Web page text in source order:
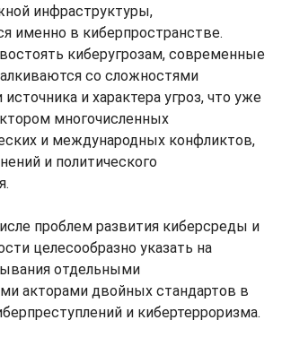
инфраструктуры,
именно в киберпространстве.
киберугрозам, современные
со сложностями
и характера угроз, что уже
многочисленных
и международных конфликтов,
и политического
проблем развития киберсреды и
целесообразно указать на
отдельными
акторами двойных стандартов в
и кибертерроризма.